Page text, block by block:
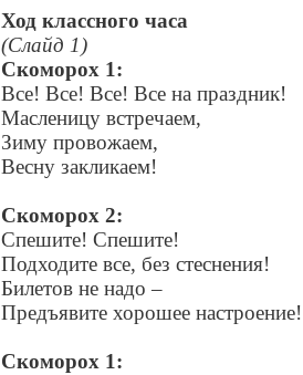
Ход классного часа
(Слайд 1)
Скоморох 1:
Все! Все! Все! Все на праздник!
Масленицу встречаем,
Зиму провожаем,
Весну закликаем!
Скоморох 2:
Спешите! Спешите!
Подходите все, без стеснения!
Билетов не надо –
Предъявите хорошее настроение!
Скоморох 1: